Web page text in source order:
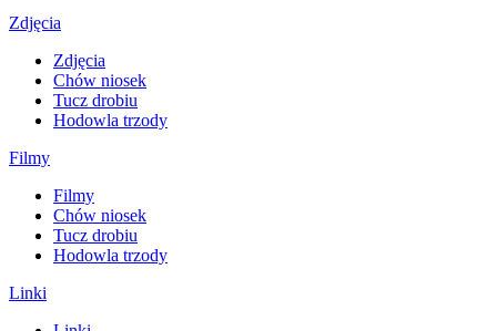
Zdjęcia
Zdjęcia
Chów niosek
Tucz drobiu
Hodowla trzody
Filmy
Filmy
Chów niosek
Tucz drobiu
Hodowla trzody
Linki